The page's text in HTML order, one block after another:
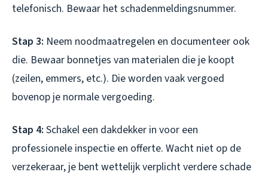
telefonisch. Bewaar het schadenmeldingsnummer.
Stap 3: Neem noodmaatregelen en documenteer ook
die. Bewaar bonnetjes van materialen die je koopt
(zeilen, emmers, etc.). Die worden vaak vergoed
bovenop je normale vergoeding.
Stap 4: Schakel een dakdekker in voor een
professionele inspectie en offerte. Wacht niet op de
verzekeraar, je bent wettelijk verplicht verdere schade